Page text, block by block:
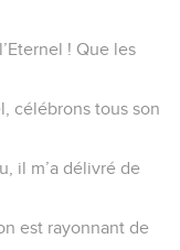
! Que les
célébrons tous son
il m’a délivré de
est rayonnant de